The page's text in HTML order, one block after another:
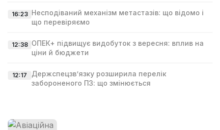
16:23 Несподіваний механізм метастазів: що відомо і
що перевіряємо
12:38 ОПЕК+ підвищує видобуток з вересня: вплив на
ціни й бюджети
12:17
Держспецзв’язку розширила перелік
забороненого ПЗ: що змінюється